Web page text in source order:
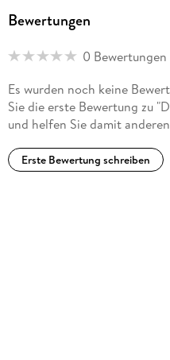
Bewertungen
0 Bewertungen
Es wurden noch keine
Sie die erste Bewertung zu
und helfen Sie damit
Erste Bewertung schreiben